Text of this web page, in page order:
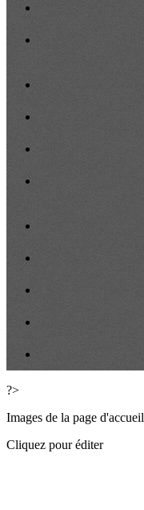
?>
Images de la page d'accueil
Cliquez pour éditer